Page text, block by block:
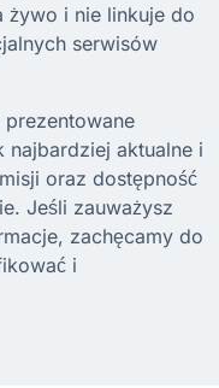
żywo i nie linkuje do
serwisów
prezentowane
najbardziej aktualne i
oraz dostępność
Jeśli zauważysz
zachęcamy do
i